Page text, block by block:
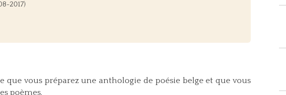
2017)
que vous préparez une anthologie de poésie belge et que vous
poèmes.